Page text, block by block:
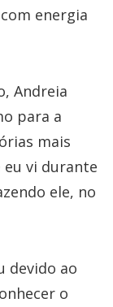
energia
Andreia
para a
mais
eu vi durante
ele, no
devido ao
o